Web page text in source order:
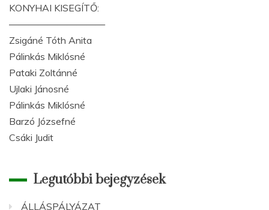
KONYHAI KISEGÍTŐ:
——————————
Zsigáné Tóth Anita
Pálinkás Miklósné
Pataki Zoltánné
Ujlaki Jánosné
Pálinkás Miklósné
Barzó Józsefné
Csáki Judit
Legutóbbi bejegyzések
ÁLLÁSPÁLYÁZAT